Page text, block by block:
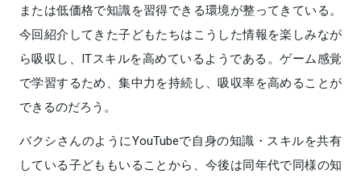
または低価格で知識を習得できる環境が整ってきている。
今回紹介してきた子どもたちはこうした情報を楽しみなが
ら吸収し、ITスキルを高めているようである。ゲーム感覚
で学習するため、集中力を持続し、吸収率を高めることが
できるのだろう。
バクシさんのようにYouTubeで自身の知識・スキルを共有
している子どももいることから、今後は同年代で同様の知